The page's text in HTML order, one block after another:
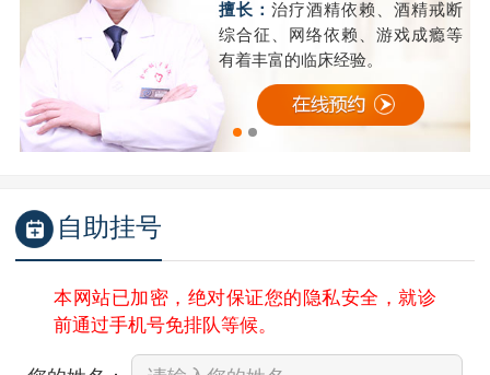
擅长：治疗酒精依赖、酒精戒断
综合征、网络依赖、游戏成瘾等
有着丰富的临床经验。
自助挂号
本网站已加密，绝对保证您的隐私安全，就诊
前通过手机号免排队等候。